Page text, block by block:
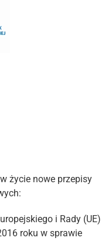
życie nowe przepisy
i Rady (UE)
roku w sprawie